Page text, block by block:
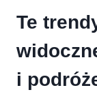
Te
i